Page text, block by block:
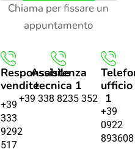
Chiama per fissare un
appuntamento
Responsabile
vendite
+39
333
9292
517
Assistenza
tecnica 1
+39 338 8235 352
ufficio
1
+39
0922
893608